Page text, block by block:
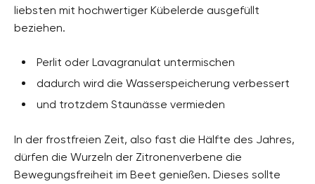
liebsten mit hochwertiger Kübelerde ausgefüllt
beziehen.
Perlit oder Lavagranulat untermischen
dadurch wird die Wasserspeicherung verbessert
und trotzdem Staunässe vermieden
In der frostfreien Zeit, also fast die Hälfte des Jahres,
dürfen die Wurzeln der Zitronenverbene die
Bewegungsfreiheit im Beet genießen. Dieses sollte